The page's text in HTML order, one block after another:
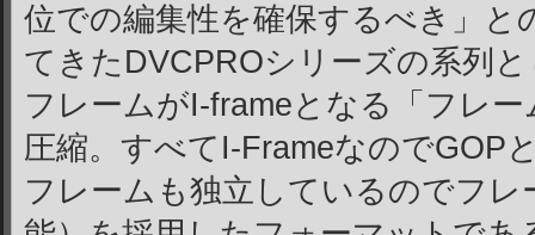
位での編集性を確保するべき」と
てきたDVCPROシリーズの系列
フレームがI-frameとなる「フレ
圧縮。すべてI-FrameなのでGOP
フレームも独立しているのでフレ